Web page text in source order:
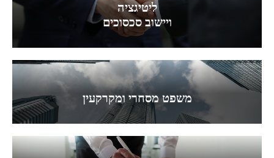
ליטיגציה
ויישוב סכסוכים
משפט מסחרי ומקרקעין